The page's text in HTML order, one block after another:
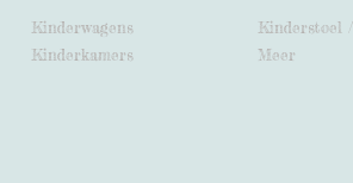
Kinderwagens
Kinderkamers
Kinderstoel
Meer